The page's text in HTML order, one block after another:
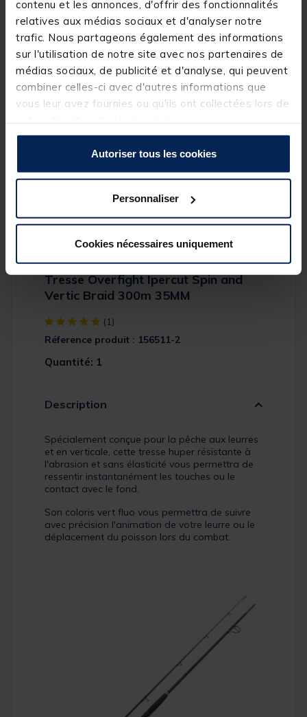
contenu et les annonces, d'offrir des fonctionnalités
relatives aux médias sociaux et d'analyser notre
trafic. Nous partageons également des informations
sur l'utilisation de notre site avec nos partenaires de
médias sociaux, de publicité et d'analyse, qui peuvent
combiner celles-ci avec d'autres informations que
vous leur avez fournies ou qu'ils ont collectées lors de
Autoriser tous les cookies
Personnaliser
Cookies nécessaires uniquement
Tresse Overfight Ipercut Spin and
Vertic Braid 300m 35MM
[object Object] out of 5 Customer Rating
(1)
Réference produit : 156511-2
Quantité: 1
Description
Spécialement conçue pour la pêche aux leurres
et en verticale, cette tresse huper résistante à
l'abrasion et sans élasticité vous permettra de
ressentir instantanément les touches ou le
contact avec le fond.
Son coloris vert fluo vous permettra de suivre
avec précision l'animation de votre leurre ou le
déplacement du poisson lors du combat.